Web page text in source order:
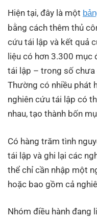
Hiện tại, đây là một
bằng cách thêm thủ
cứu tái lập và kết quả
liệu có hơn 3.300
tái lập – trong số chưa
Thường có nhiều phát
nghiên cứu tái lập có
nhau, tạo thành bốn
Có hàng trăm tình
tái lập và ghi lại các
thể chỉ cần nhập một
hoặc bao gồm cả
Nhóm điều hành đang